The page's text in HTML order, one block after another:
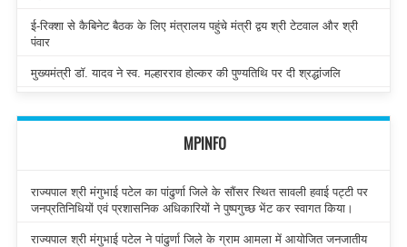
ई-रिक्शा से कैबिनेट बैठक के लिए मंत्रालय पहुंचे मंत्री द्वय श्री टेटवाल और श्री
पंवार
मुख्यमंत्री डॉ. यादव ने स्व. मल्हारराव होल्कर की पुण्यतिथि पर दी श्रद्धांजलि
MPINFO
राज्यपाल श्री मंगुभाई पटेल का पांढुर्णा जिले के सौंसर स्थित सावली हवाई पट्टी पर
जनप्रतिनिधियों एवं प्रशासनिक अधिकारियों ने पुष्पगुच्छ भेंट कर स्वागत किया।
राज्यपाल श्री मंगुभाई पटेल ने पांढुर्णा जिले के ग्राम आमला में आयोजित जनजातीय